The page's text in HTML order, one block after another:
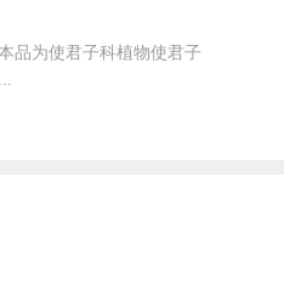
品为使君子科植物使君子